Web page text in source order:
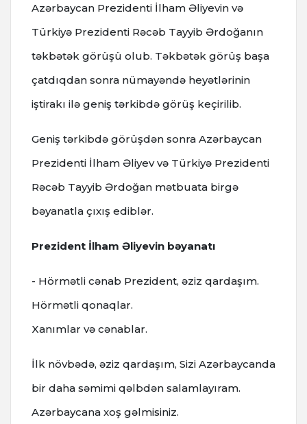
Azərbaycan Prezidenti İlham Əliyevin və
Türkiyə Prezidenti Rəcəb Tayyib Ərdoğanın
təkbətək görüşü olub. Təkbətək görüş başa
çatdıqdan sonra nümayəndə heyətlərinin
iştirakı ilə geniş tərkibdə görüş keçirilib.
Geniş tərkibdə görüşdən sonra Azərbaycan
Prezidenti İlham Əliyev və Türkiyə Prezidenti
Rəcəb Tayyib Ərdoğan mətbuata birgə
bəyanatla çıxış ediblər.
Prezident İlham Əliyevin bəyanatı
- Hörmətli cənab Prezident, əziz qardaşım.
Hörmətli qonaqlar.
Xanımlar və cənablar.
İlk növbədə, əziz qardaşım, Sizi Azərbaycanda
bir daha səmimi qəlbdən salamlayıram.
Azərbaycana xoş gəlmisiniz.